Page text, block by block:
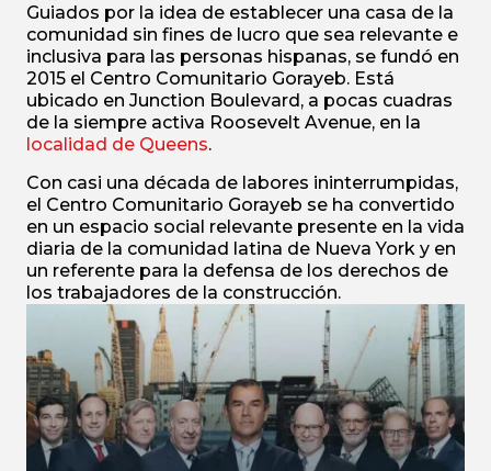
Guiados por la idea de establecer una casa de la
comunidad sin fines de lucro que sea relevante e
inclusiva para las personas hispanas, se fundó en
2015 el Centro Comunitario Gorayeb. Está
ubicado en Junction Boulevard, a pocas cuadras
de la siempre activa Roosevelt Avenue, en la
localidad de Queens.
Con casi una década de labores ininterrumpidas,
el Centro Comunitario Gorayeb se ha convertido
en un espacio social relevante presente en la vida
diaria de la comunidad latina de Nueva York y en
un referente para la defensa de los derechos de
los trabajadores de la construcción.